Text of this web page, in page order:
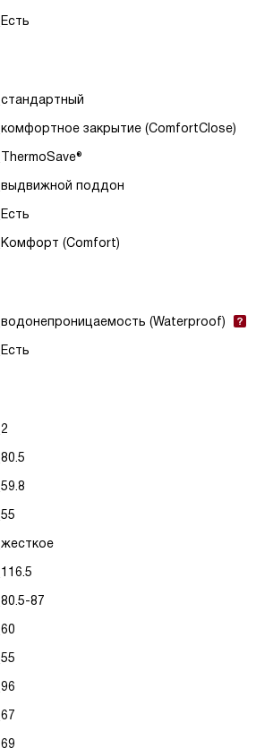
Есть
стандартный
комфортное закрытие (ComfortClose)
ThermoSave®
выдвижной поддон
Есть
Комфорт (Comfort)
водонепроницаемость (Waterproof)
Есть
2
80.5
59.8
55
жесткое
116.5
80.5-87
60
55
96
67
69